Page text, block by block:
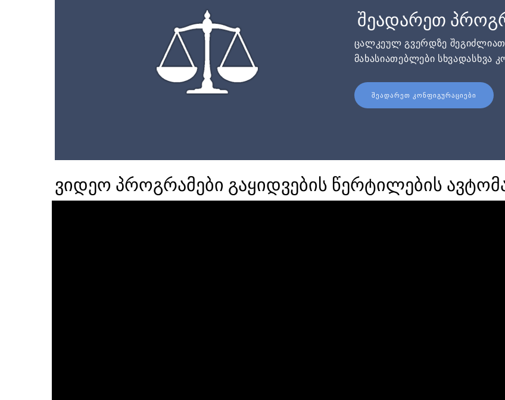
შეადარეთ
ცალკეულ გვერდზე
მახასიათებლები სხვადასხვა
ᲨᲔᲐᲓᲐᲠᲔᲗ ᲙᲝᲜᲤᲘᲒᲣᲠᲐᲪᲘᲔᲑᲘ
ვიდეო პროგრამები გაყიდვების წერტილების